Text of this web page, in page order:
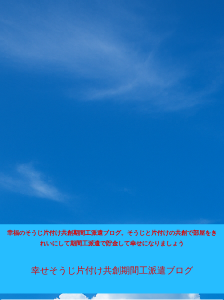
幸福のそうじ片付け共創期間工派遣ブログ。そうじと片付けの共創で部屋をき
れいにして期間工派遣で貯金して幸せになりましょう
幸せそうじ片付け共創期間工派遣ブログ